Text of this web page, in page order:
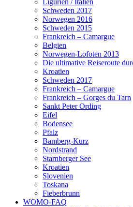
Schweden 2017
Norwegen 2016
Schweden 2015
Frankreich – Camargue
Belgien
Norwegen-Lofoten 2013
Die ultimative Reiseroute
Kroatien
Schweden 2017
Frankreich – Camargue
Frankreich – Gorges du Tarn
Sankt Peter Ording
Eifel
Bodensee
Pfalz
Bamberg-Kurz
Nordstrand
Starnberger See
Kroatien
Slovenien
Toskana
Fieberbrunn
WOMO-FAQ